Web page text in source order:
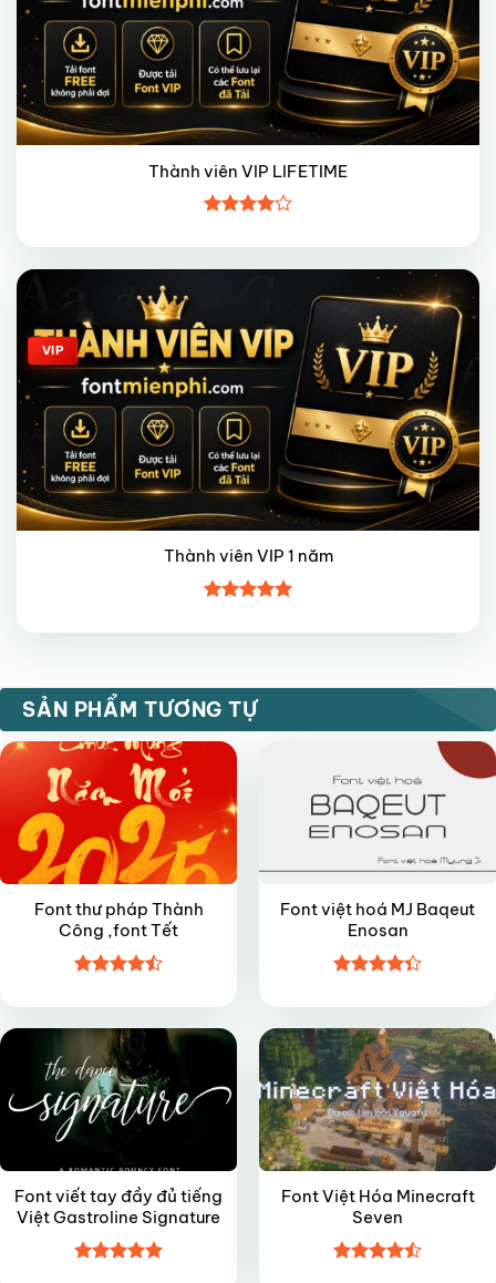
Thành viên VIP LIFETIME
xếp hạng
45 sao
Giảm giá!
VIP
Thành viên VIP 1 năm
hạng55
SẢN PHẨM TƯƠNG TỰ
FREE
Font thư pháp Thành
Công ,font Tết
hạng4.5
5 sao
Font việt hoá MJ Baqeut
Enosan
hạng4.35
5 sao
Font viết tay đầy đủ tiếng
Việt Gastroline Signature
Font Việt Hóa Minecraft
Seven